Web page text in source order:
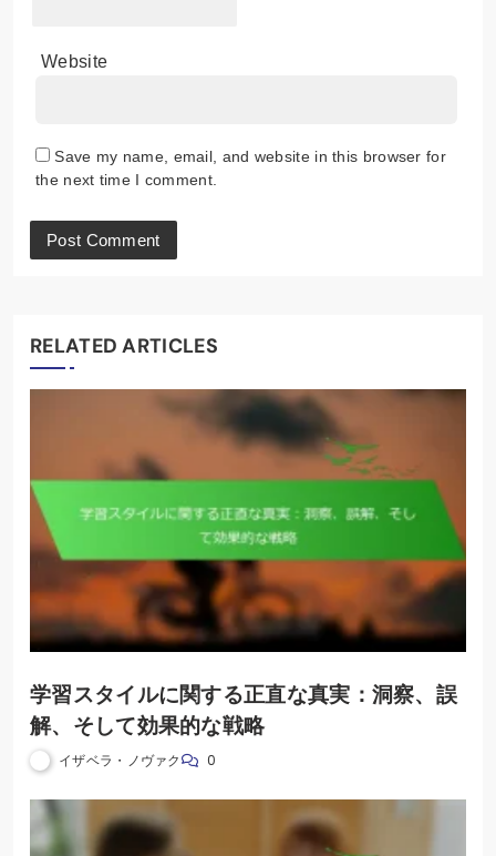
Website
Save my name, email, and website in this browser for
the next time I comment.
RELATED ARTICLES
学習スタイルに関する正直な真実：洞察、誤
解、そして効果的な戦略
イザベラ・ノヴァク 0